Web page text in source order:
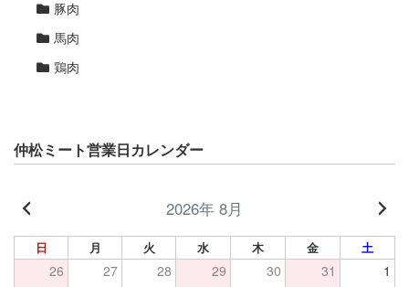
豚肉
馬肉
鶏肉
仲松ミート営業日カレンダー
2026年 8月
日 月 火 水 木 金 土
26 27 28 29 30 31 1